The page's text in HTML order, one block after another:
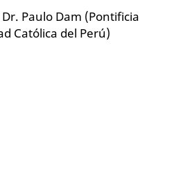
Paulo Dam (Pontificia
Católica del Perú)